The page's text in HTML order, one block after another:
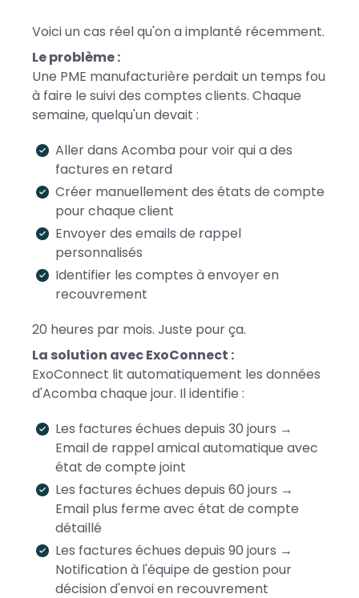
Voici un cas réel qu'on a implanté récemment.
Le problème :
Une PME manufacturière perdait un temps fou
à faire le suivi des comptes clients. Chaque
semaine, quelqu'un devait :
Aller dans Acomba pour voir qui a des
factures en retard
Créer manuellement des états de compte
pour chaque client
Envoyer des emails de rappel
personnalisés
Identifier les comptes à envoyer en
recouvrement
20 heures par mois. Juste pour ça.
La solution avec ExoConnect :
ExoConnect lit automatiquement les données
d'Acomba chaque jour. Il identifie :
Les factures échues depuis 30 jours →
Email de rappel amical automatique avec
état de compte joint
Les factures échues depuis 60 jours →
Email plus ferme avec état de compte
détaillé
Les factures échues depuis 90 jours →
Notification à l'équipe de gestion pour
décision d'envoi en recouvrement